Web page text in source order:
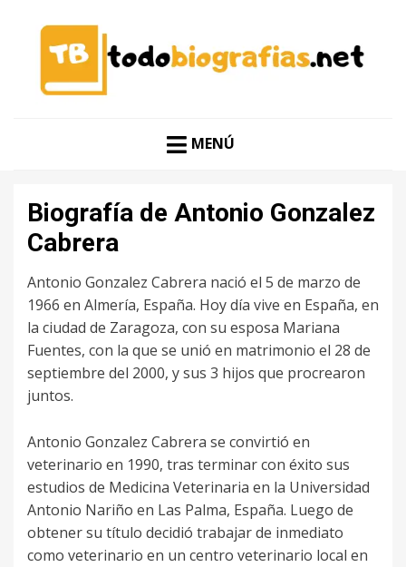
TODO BIOGRAFÍAS
MENÚ
Biografía de Antonio Gonzalez
Cabrera
Antonio Gonzalez Cabrera nació el 5 de marzo de
1966 en Almería, España. Hoy día vive en España, en
la ciudad de Zaragoza, con su esposa Mariana
Fuentes, con la que se unió en matrimonio el 28 de
septiembre del 2000, y sus 3 hijos que procrearon
juntos.
Antonio Gonzalez Cabrera se convirtió en
veterinario en 1990, tras terminar con éxito sus
estudios de Medicina Veterinaria en la Universidad
Antonio Nariño en Las Palma, España. Luego de
obtener su título decidió trabajar de inmediato
como veterinario en un centro veterinario local en